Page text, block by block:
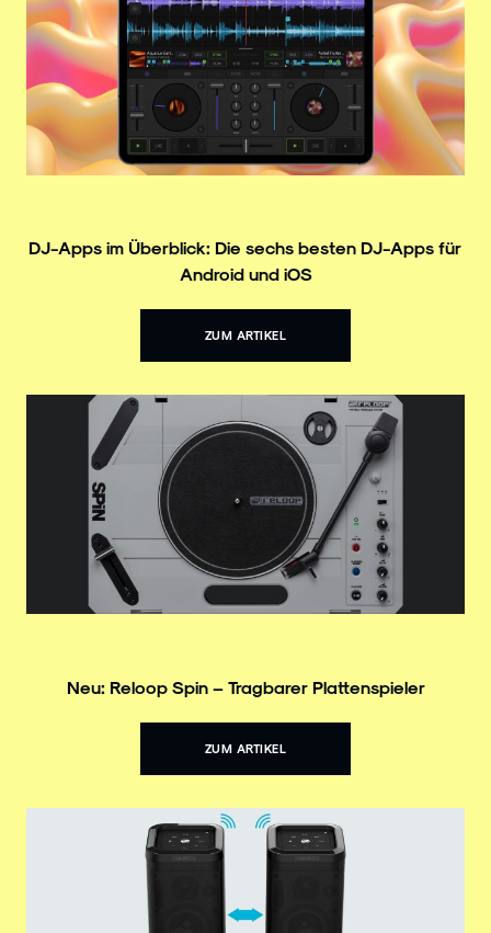
DJ-Apps im Überblick: Die sechs besten DJ-Apps für
Android und iOS
ZUM ARTIKEL
Neu: Reloop Spin – Tragbarer Plattenspieler
ZUM ARTIKEL